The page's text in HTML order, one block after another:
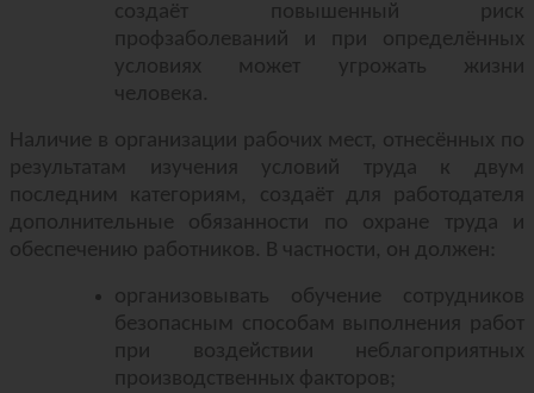
создаёт повышенный риск
профзаболеваний и при определённых
условиях может угрожать жизни
человека.
Наличие в организации рабочих мест, отнесённых по
результатам изучения условий труда к двум
последним категориям, создаёт для работодателя
дополнительные обязанности по охране труда и
обеспечению работников. В частности, он должен:
организовывать обучение сотрудников
безопасным способам выполнения работ
при воздействии неблагоприятных
производственных факторов;